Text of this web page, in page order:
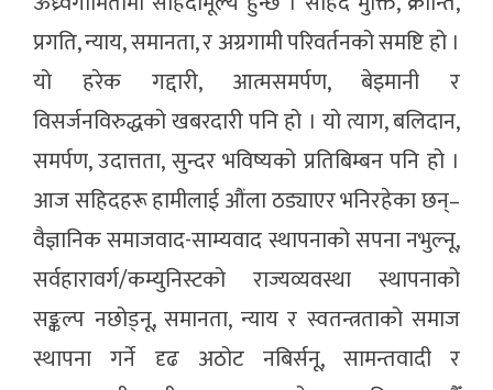
प्रगति, न्याय, समानता, र अग्रगामी परिवर्तनको समष्टि हो ।
यो हरेक गद्दारी, आत्मसमर्पण, बेइमानी र
विसर्जनविरुद्धको खबरदारी पनि हो । यो त्याग, बलिदान,
समर्पण, उदात्तता, सुन्दर भविष्यको प्रतिबिम्बन पनि हो ।
आज सहिदहरू हामीलाई औंला ठड्याएर भनिरहेका छन्–
वैज्ञानिक समाजवाद-साम्यवाद स्थापनाको सपना नभुल्नू,
सर्वहारावर्ग/कम्युनिस्टको राज्यव्यवस्था स्थापनाको
सङ्कल्प नछोड्नू, समानता, न्याय र स्वतन्त्रताको समाज
स्थापना गर्ने दृढ अठोट नबिर्सनू, सामन्तवादी र